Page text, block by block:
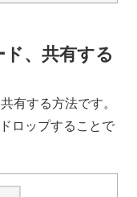
、共有する
有する方法です。
ロップすることで